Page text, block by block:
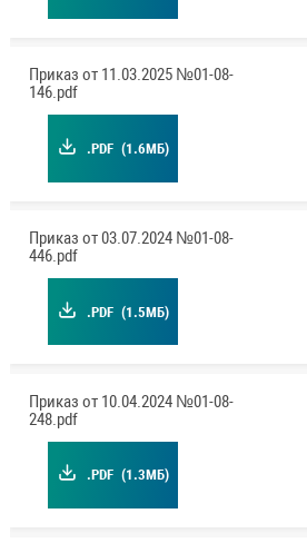
Приказ от 11.03.2025 №01-08-
146.pdf
.PDF (1.6МБ)
Приказ от 03.07.2024 №01-08-
446.pdf
.PDF (1.5МБ)
Приказ от 10.04.2024 №01-08-
248.pdf
.PDF (1.3МБ)